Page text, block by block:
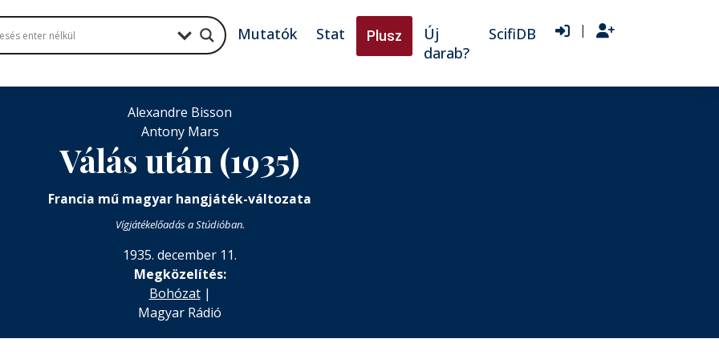
Mutatók Stat Plusz
Új
darab?
ScifiDB |
Alexandre Bisson
Antony Mars
Válás után (1935)
Francia mű magyar hangjáték-változata
Vígjátékelőadás a Stúdióban.
1935. december 11.
Megközelítés:
Bohózat|
Magyar Rádió